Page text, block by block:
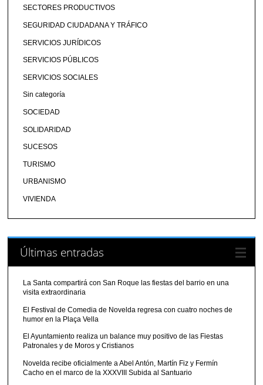
SECTORES PRODUCTIVOS
SEGURIDAD CIUDADANA Y TRÁFICO
SERVICIOS JURÍDICOS
SERVICIOS PÚBLICOS
SERVICIOS SOCIALES
Sin categoría
SOCIEDAD
SOLIDARIDAD
SUCESOS
TURISMO
URBANISMO
VIVIENDA
Últimas entradas
La Santa compartirá con San Roque las fiestas del barrio en una
visita extraordinaria
El Festival de Comedia de Novelda regresa con cuatro noches de
humor en la Plaça Vella
El Ayuntamiento realiza un balance muy positivo de las Fiestas
Patronales y de Moros y Cristianos
Novelda recibe oficialmente a Abel Antón, Martín Fiz y Fermín
Cacho en el marco de la XXXVIII Subida al Santuario